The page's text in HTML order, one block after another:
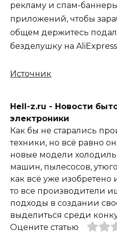
рекламу и спам-
приложений, чтобы
общем держитесь
безделушку на
Источник
Hell-z.ru - Новости
электроники
Как бы не старались
техники, но всё равно
новые модели
машин, пылесосов,
как всё уже
то все производители
подходы в создании
выделиться среди
Оцените статью